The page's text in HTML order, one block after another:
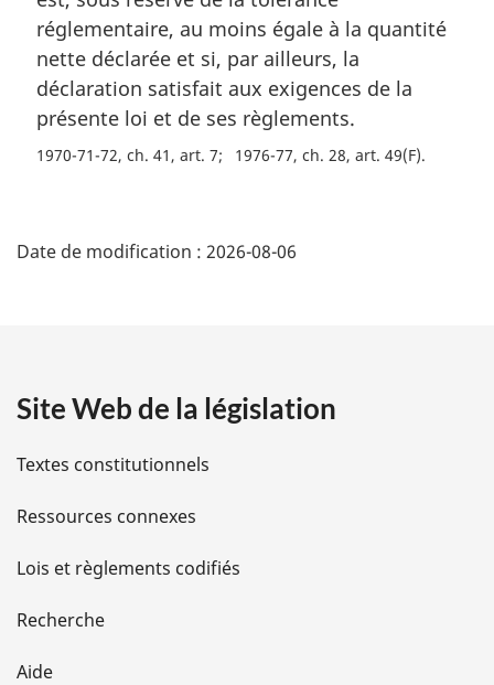
g
i
n
a
e
:
réglementaire, au moins égale à la quantité
nette déclarée et si, par ailleurs, la
déclaration satisfait aux exigences de la
présente loi et de ses règlements.
1970-71-72, ch. 41, art. 7 1976-77, ch. 28, art. 49(F)
é
i
l
s
d
e
l
Date de modification : 2026-08-06
Site Web de la législation
Textes constitutionnels
Ressources connexes
Lois et règlements codifiés
Recherche
Aide